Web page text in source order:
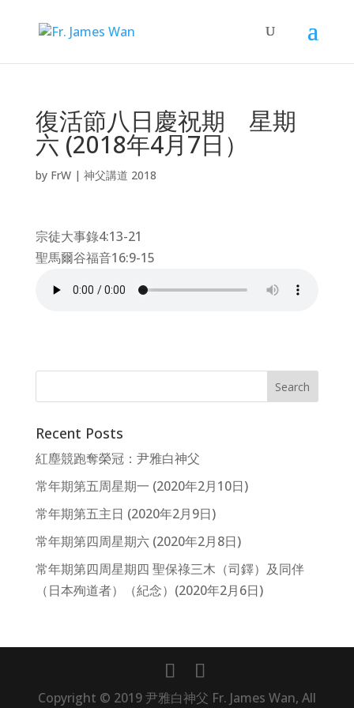
復活節八日慶祝期 星期
六 (2018年4月7日）
by FrW| 神父講道 2018
宗徒大事錄4:13-21
聖馬爾谷福音16:9-15
Recent Posts
紅塵競跑奪榮冠：尹雅白神父
常年期第五周星期一 (2020年2月10日)
常年期第五主日 (2020年2月9日)
常年期第四周星期六 (2020年2月8日)
常年期第四周星期四 聖保祿三木（司鐸）及同伴
（日本殉道者）（紀念）(2020年2月6日)
Copyright © 2019 尹雅白神父 Fr. James Wan, All